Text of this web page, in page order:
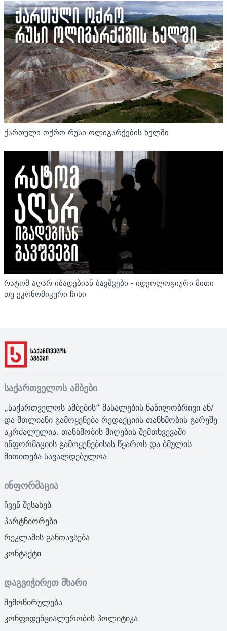
ქართული ოქრო რუსი ოლიგარქების ხელში
რატომ აღარ იბადებიან ბავშვები - იდეოლოგიური მითი
თუ ეკონომიკური ჩიხი
საქართველოს ამბები
„საქართველოს ამბების“ მასალების ნაწილობრივი ან/
და მთლიანი გამოყენება რედაქციის თანხმობის გარეშე
აკრძალულია. თანხმობის მიღების შემთხვევაში
ინფორმაციის გამოყენებისას წყაროს და ბმულის
მითითება სავალდებულოა.
ინფორმაცია
ჩვენ შესახებ
პარტნიორები
რეკლამის განთავსება
კონტაქტი
დაგვიჭირეთ მხარი
შემოწირულება
კონფიდენციალურობის პოლიტიკა